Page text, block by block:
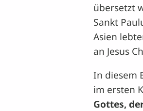
übersetzt
Sankt
Asien
an Jesus
In diesem
im ersten
Gottes,